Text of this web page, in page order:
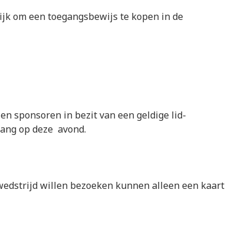
om een toegangsbewijs te kopen in de
sponsoren in bezit van een geldige lid-
op deze avond.
willen bezoeken kunnen alleen een kaart